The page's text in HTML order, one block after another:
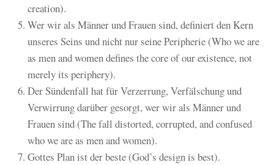
creation).
Wer wir als Männer und Frauen sind, definiert den Kern
unseres Seins und nicht nur seine Peripherie (Who we are
as men and women defines the core of our existence, not
merely its periphery).
Der Sündenfall hat für Verzerrung, Verfälschung und
Verwirrung darüber gesorgt, wer wir als Männer und
Frauen sind (The fall distorted, corrupted, and confused
who we are as men and women).
Gottes Plan ist der beste (God’s design is best).